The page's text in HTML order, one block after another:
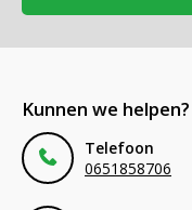
Kunnen we helpen?
Telefoon
0651858706